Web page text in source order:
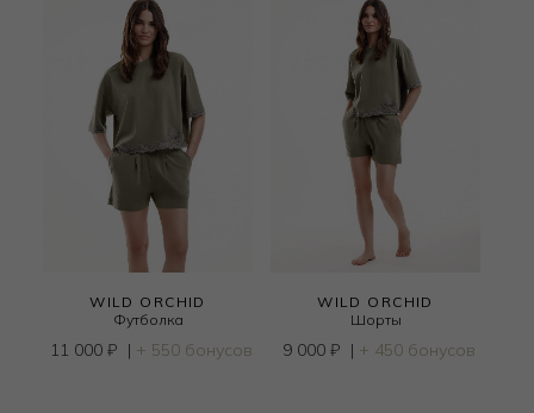
WILD ORCHID
Футболка
11 000 ₽ | + 550 бонусов
WILD ORCHID
Шорты
9 000 ₽ | + 450 бонусов